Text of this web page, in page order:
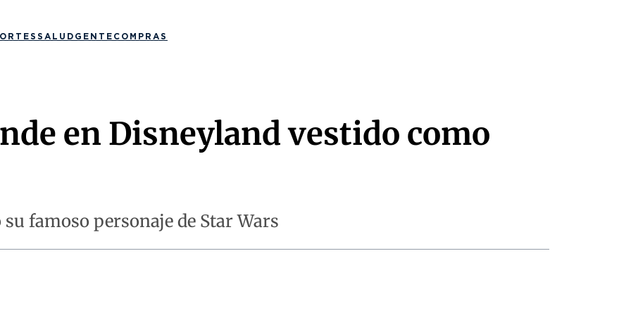
SALUD GENTE COMPRAS
en Disneyland vestido como
famoso personaje de Star Wars